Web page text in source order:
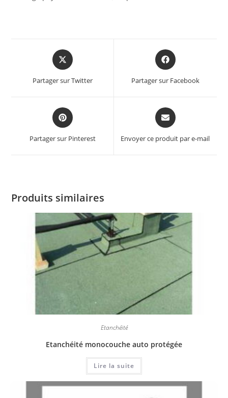
Partager sur Twitter Partager sur Facebook
Partager sur Pinterest Envoyer ce produit par e-mail
Produits similaires
Étanchéité
Etanchéité monocouche auto protégée
Lire la suite